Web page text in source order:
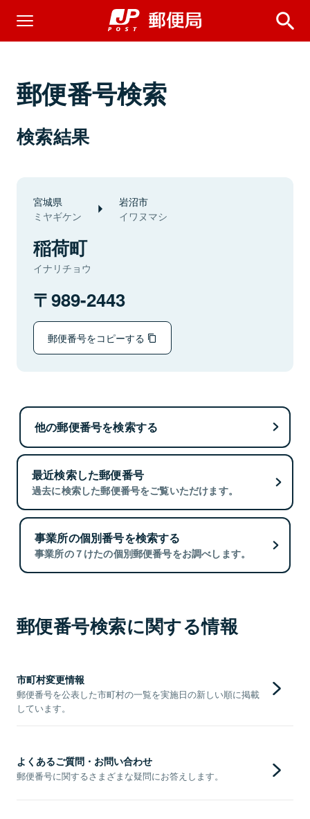
郵便番号検索
検索結果
宮城県
ミヤギケン
岩沼市
イワヌマシ
稲荷町
イナリチョウ
989-2443
郵便番号をコピーする
他の郵便番号を検索する
最近検索した郵便番号
過去に検索した郵便番号をご覧いただけます。
事業所の個別番号を検索する
事業所の７けたの個別郵便番号をお調べします。
郵便番号検索に関する情報
市町村変更情報
郵便番号を公表した市町村の一覧を実施日の新しい順に掲載
しています。
よくあるご質問・お問い合わせ
郵便番号に関するさまざまな疑問にお答えします。